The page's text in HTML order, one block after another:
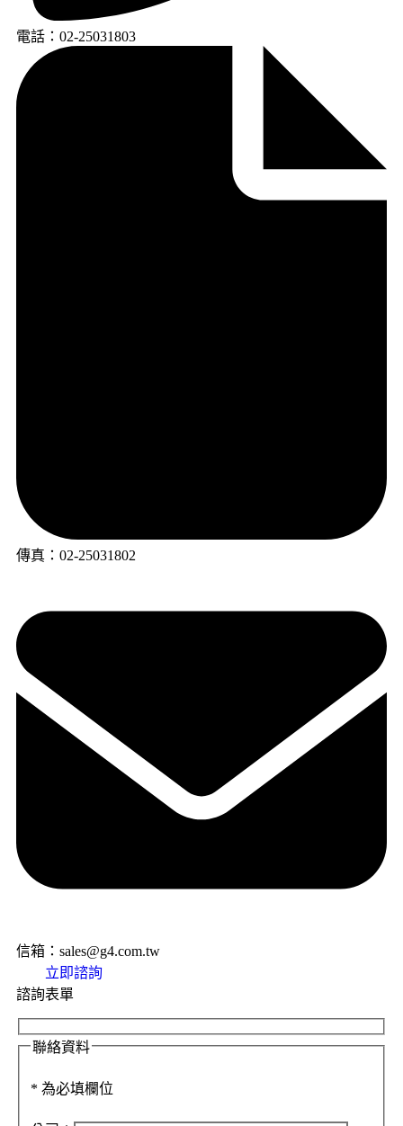
電話：02-25031803
傳真：02-25031802
信箱：sales@g4.com.tw
立即諮詢
諮詢表單
聯絡資料
* 為必填欄位